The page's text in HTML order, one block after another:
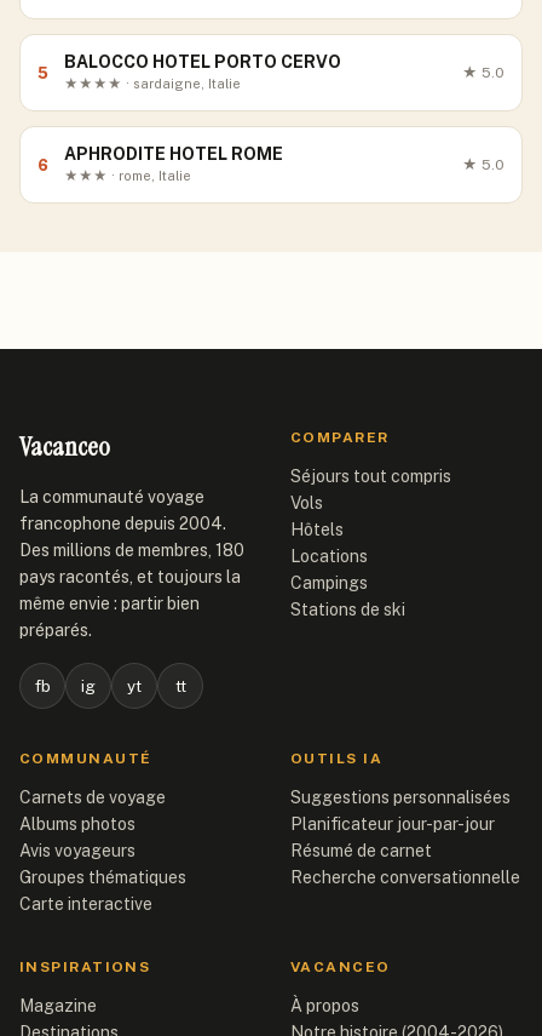
5
BALOCCO HOTEL PORTO CERVO
★★★★ · sardaigne, Italie
★ 5.0
6
APHRODITE HOTEL ROME
★★★ · rome, Italie
★ 5.0
Vacanceo
La communauté voyage
francophone depuis 2004.
Des millions de membres, 180
pays racontés, et toujours la
même envie : partir bien
préparés.
fb ig yt tt
COMPARER
Séjours tout compris
Vols
Hôtels
Locations
Campings
Stations de ski
COMMUNAUTÉ
Carnets de voyage
Albums photos
Avis voyageurs
Groupes thématiques
Carte interactive
OUTILS IA
Suggestions personnalisées
Planificateur jour-par-jour
Résumé de carnet
Recherche conversationnelle
INSPIRATIONS
Magazine
VACANCEO
À propos